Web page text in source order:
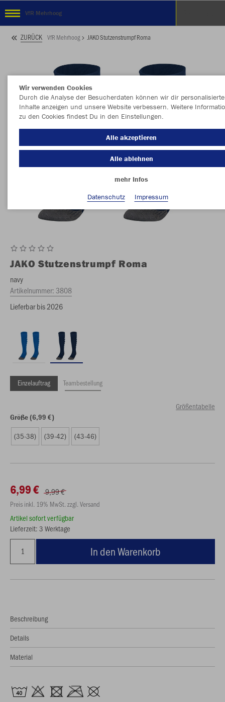
VfR Mehrhoog
ZURÜCK VfR Mehrhoog JAKO Stutzenstrumpf Roma
JAKO Stutzenstrumpf Roma
navy
Artikelnummer:3808
Lieferbar bis 2026
Einzelauftrag Teambestellung
Größentabelle
Größe (6,99 €)
(35-38) (39-42) (43-46)
6,99 € 9,99 €
Preis inkl. 19% MwSt. zzgl. Versand
Artikel sofort verfügbar
Lieferzeit: 3 Werktage
In den Warenkorb
Beschreibung
Details
Material
Wir verwenden Cookies
Durch die Analyse der Besucherdaten können wir dir personalisierte
Inhalte anzeigen und unsere Website verbessern. Weitere
zu den Cookies findest Du in den Einstellungen.
Alle akzeptieren
Alle ablehnen
mehr Infos
Datenschutz
Impressum